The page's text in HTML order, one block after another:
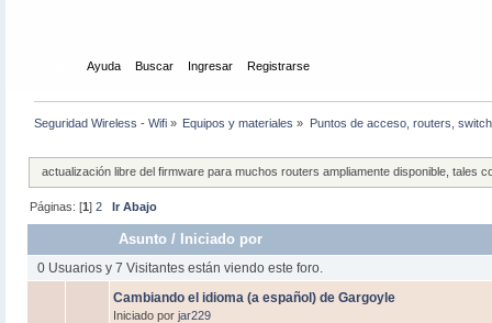
Ayuda Buscar Ingresar Registrarse
Seguridad Wireless - Wifi » Equipos y materiales » Puntos de acceso, routers,
actualización libre del firmware para muchos routers ampliamente disponible, tales
Páginas: [1]2 Ir Abajo
Asunto / Iniciado por
0 Usuarios y 7 Visitantes están viendo este foro.
Cambiando el idioma (a español) de Gargoyle
Iniciado por jar229